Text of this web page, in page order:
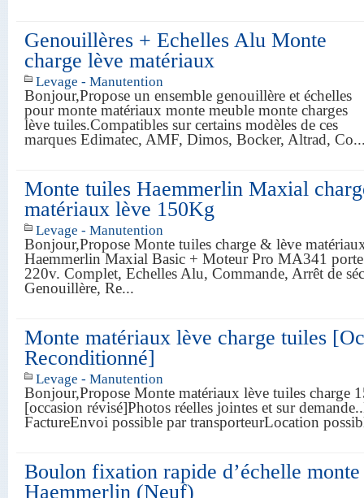
Genouillères + Echelles Alu Monte
charge lève matériaux
Levage - Manutention
Bonjour,Propose un ensemble genouillère et échelles
pour monte matériaux monte meuble monte charges
lève tuiles.Compatibles sur certains modèles de ces
marques Edimatec, AMF, Dimos, Bocker, Altrad,
Monte tuiles Haemmerlin Maxial
matériaux lève 150Kg
Levage - Manutention
Bonjour,Propose Monte tuiles charge & lève
Haemmerlin Maxial Basic + Moteur Pro MA341
220v. Complet, Echelles Alu, Commande, Arrêt de
Genouillère, Re...
Monte matériaux lève charge tuiles
Reconditionné]
Levage - Manutention
Bonjour,Propose Monte matériaux lève tuiles charge
[occasion révisé]Photos réelles jointes et sur
FactureEnvoi possible par transporteurLocation
Boulon fixation rapide d’échelle
Haemmerlin (Neuf)